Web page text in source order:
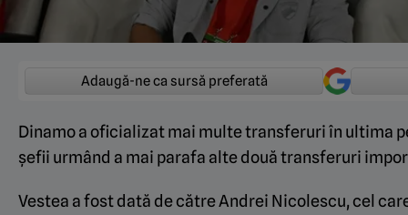
Adaugă-ne ca sursă preferată
Dinamo a oficializat mai multe transferuri în ultima
șefii urmând a mai parafa alte două transferuri
Vestea a fost dată de către Andrei Nicolescu, cel